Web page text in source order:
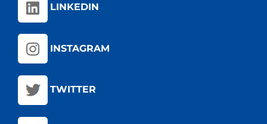
LINKEDIN
INSTAGRAM
TWITTER